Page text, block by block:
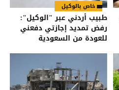
خاص بالوكيل
طبيب أردني عبر "الوكيل":
رفض تمديد إجازتي دفعني
للعودة من السعودية